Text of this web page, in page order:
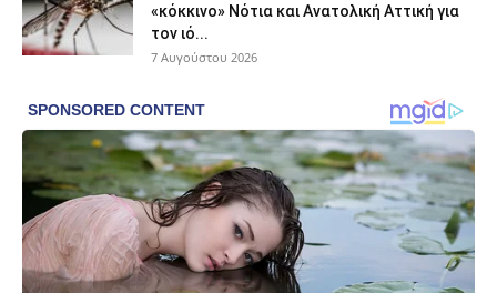
«κόκκινο» Νότια και Ανατολική Αττική για
τον ιό...
7 Αυγούστου 2026